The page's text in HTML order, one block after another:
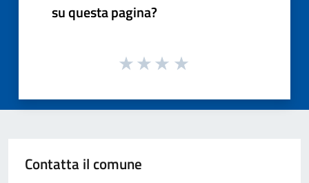
su questa pagina?
Contatta il comune